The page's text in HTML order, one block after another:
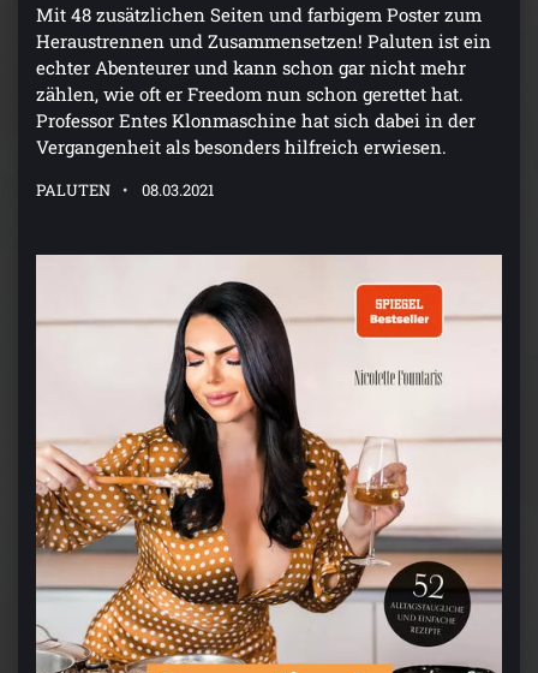
Mit 48 zusätzlichen Seiten und farbigem Poster zum
Heraustrennen und Zusammensetzen! Paluten ist ein
echter Abenteurer und kann schon gar nicht mehr
zählen, wie oft er Freedom nun schon gerettet hat.
Professor Entes Klonmaschine hat sich dabei in der
Vergangenheit als besonders hilfreich erwiesen.
PALUTEN 08.03.2021